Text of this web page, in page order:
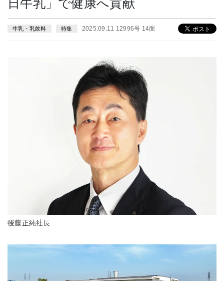
日牛乳」で健康へ貢献
牛乳・乳飲料 特集 2025.09.11 12996号 14面
後藤正純社長